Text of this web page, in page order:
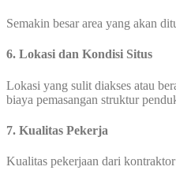
Semakin besar area yang akan
6. Lokasi dan Kondisi Situs
Lokasi yang sulit diakses atau
biaya pemasangan struktur
7. Kualitas Pekerja
Kualitas pekerjaan dari